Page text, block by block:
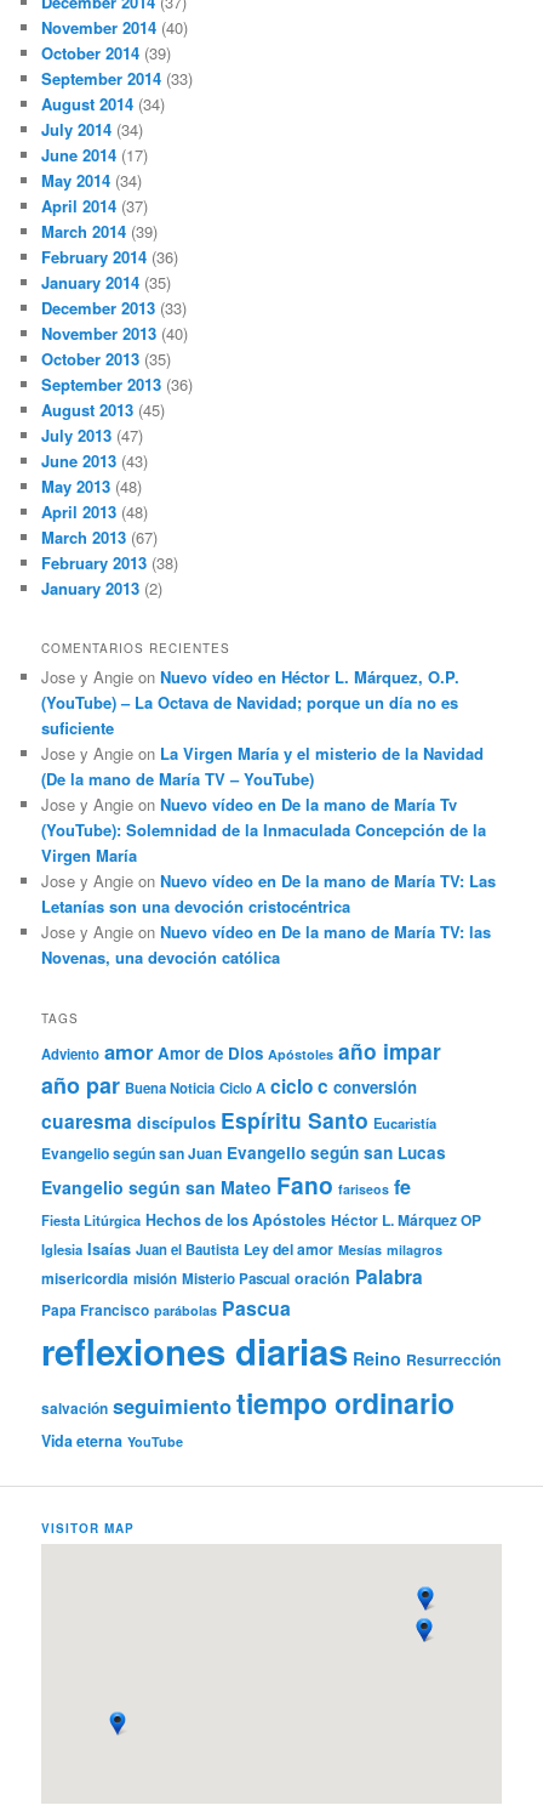
November 2014 (40)
October 2014 (39)
September 2014 (33)
August 2014 (34)
July 2014 (34)
June 2014 (17)
May 2014 (34)
April 2014 (37)
March 2014 (39)
February 2014 (36)
January 2014 (35)
December 2013 (33)
November 2013 (40)
October 2013 (35)
September 2013 (36)
August 2013 (45)
July 2013 (47)
June 2013 (43)
May 2013 (48)
April 2013 (48)
March 2013 (67)
February 2013 (38)
January 2013 (2)
COMENTARIOS RECIENTES
Jose y Angie onNuevo vídeo en Héctor L. Márquez, O.P.
(YouTube) – La Octava de Navidad; porque un día no es
suficiente
Jose y Angie on La Virgen María y el misterio de la Navidad
(De la mano de María TV – YouTube)
Jose y Angie onNuevo vídeo en De la mano de María Tv
(YouTube): Solemnidad de la Inmaculada Concepción de la
Virgen María
Jose y Angie onNuevo vídeo en De la mano de María TV: Las
Letanías son una devoción cristocéntrica
Jose y Angie onNuevo vídeo en De la mano de María TV: las
Novenas, una devoción católica
TAGS
Adviento amor Amor de Dios Apóstoles año impar
año par Buena Noticia Ciclo A ciclo c conversión
cuaresma discípulos Espíritu Santo Eucaristía
Evangelio según san Juan Evangelio según san Lucas
Evangelio según san Mateo Fano fariseos fe
Fiesta Litúrgica Hechos de los Apóstoles Héctor L. Márquez OP
Iglesia Isaías Juan el Bautista Ley del amor Mesías milagros
misericordia misión Misterio Pascual oración Palabra
Papa Francisco parábolas Pascua
reflexiones diarias Reino Resurrección
salvación seguimientotiempo ordinario
Vida eterna YouTube
VISITOR MAP